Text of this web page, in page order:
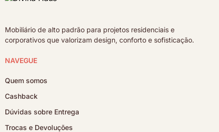
Mobiliário de alto padrão para projetos residenciais e
corporativos que valorizam design, conforto e sofisticação.
NAVEGUE
Quem somos
Cashback
Dúvidas sobre Entrega
Trocas e Devoluções